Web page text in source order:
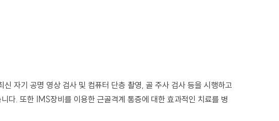
자기 공명 영상 검사 및 컴퓨터 단층 촬영, 골 주사 검사 등을 시행하고
다. 또한 IMS장비를 이용한 근골격계 통증에 대한 효과적인 치료를 병